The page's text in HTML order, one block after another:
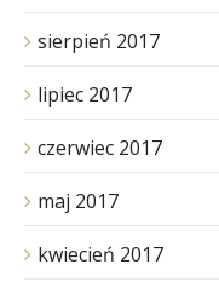
sierpień 2017
lipiec 2017
czerwiec 2017
maj 2017
kwiecień 2017